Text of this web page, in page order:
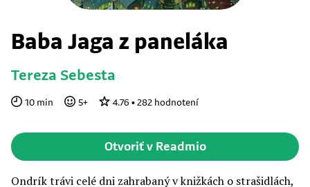
Baba Jaga z paneláka
Tereza Sebesta
10 min 5+ 4.76 • 282 hodnotení
Otvoriť v Readmio
Ondrík trávi celé dni zahrabaný v knižkách o strašidlách,